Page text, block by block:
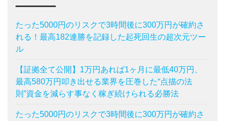
たった5000円のリスクで3時間後に300万円が確約さ
れる！最高182連勝を記録した起死回生の超次元ツー
ル
【証拠全て公開】1万円あれば1ヶ月に最低40万円、
最高580万円叩き出せる業界を圧巻した“点描の法
則”資金を減らす事なく稼ぎ続けられる必勝法
たった5000円のリスクで3時間後に300万円が確約さ